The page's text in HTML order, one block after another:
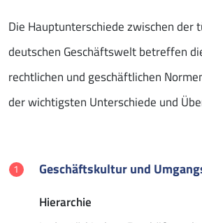
Die Hauptunterschiede zwischen der
deutschen Geschäftswelt betreffen
rechtlichen und geschäftlichen
der wichtigsten Unterschiede und
Geschäftskultur und
Hierarchie